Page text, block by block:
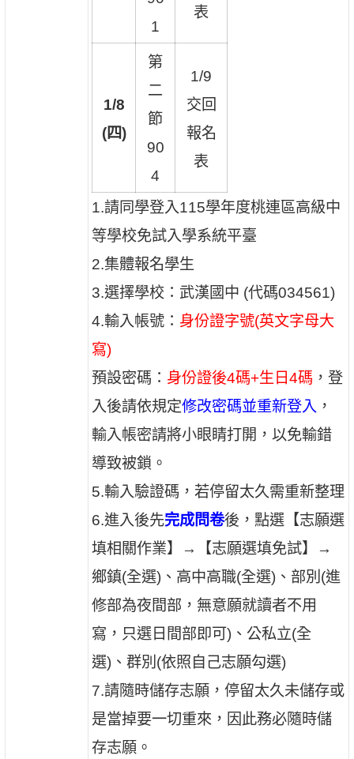
1
表
1/8
(四)
第
二
節
90
4
1/9
交回
報名
表
1.請同學登入115學年度桃連區高級中
等學校免試入學系統平臺
2.集體報名學生
3.選擇學校：武漢國中 (代碼034561)
4.輸入帳號： 身份證字號(英文字母大
寫)
預設密碼： 身份證後4碼+生日4碼 ，登
入後請依規定修改密碼並重新登入 ，
輸入帳密請將小眼睛打開，以免輸錯
導致被鎖。
5.輸入驗證碼，若停留太久需重新整理
6.進入後先完成問卷後，點選【志願選
填相關作業】→【志願選填免試】→
鄉鎮(全選)、高中高職(全選)、部別(進
修部為夜間部，無意願就讀者不用
寫，只選日間部即可)、公私立(全
選)、群別(依照自己志願勾選)
7.請隨時儲存志願，停留太久未儲存或
是當掉要一切重來，因此務必隨時儲
存志願。